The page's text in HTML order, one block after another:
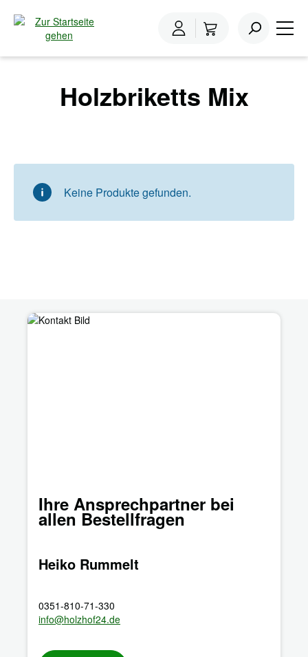
springen
Home Holzbriketts Holzbriketts Mix
Holzbriketts Mix
Keine Produkte gefunden.
Ihre Ansprechpartner bei
allen Bestellfragen
Heiko Rummelt
0351-810-71-330
info@holzhof24.de